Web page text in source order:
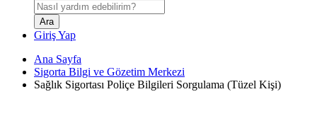
Giriş Yap
Ana Sayfa
Sigorta Bilgi ve Gözetim Merkezi
Sağlık Sigortası Poliçe Bilgileri Sorgulama (Tüzel Kişi)